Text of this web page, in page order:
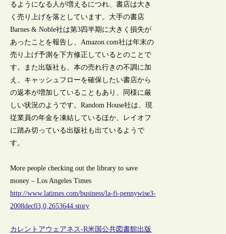
るようになる人が増えるにつれ、書店は大き
く売り上げを落としています。大手の書店
Barnes & Noble社は第3四半期に大きく損失が
あったことを報告し、Amazon.com社は年末の
売り上げ予測を下方修正しているとのことで
す。また出版社も、本の売れ行きの不調に加
え、キャッシュフローを確保したい書店から
の返本が増加していることもあり、同様に厳
しい状況のようです。Random House社は、現
従業員の年金を凍結しているほか、レイオフ
に踏み切っている出版社も出ているようで
す。
More people checking out the library to save
money – Los Angeles Times
http://www.latimes.com/business/la-fi-pennywise3-
2008dec03,0,2653644.story
カレントアウェアネス-R米国公共図書館出版